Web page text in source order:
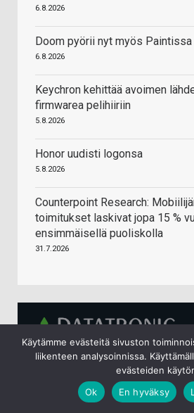
6.8.2026
Doom pyörii nyt myös Paintissa
6.8.2026
Keychron kehittää avoimen
firmwarea pelihiiriin
5.8.2026
Honor uudisti logonsa
5.8.2026
Counterpoint Research:
toimitukset laskivat jopa 15 %
ensimmäisellä puoliskolla
31.7.2026
Thermal Grizzly PhaseSheet
yhdiste Lämpöalusta 2 g
Käytämme evästeitä sivuston
liikenteen analysoinnissa.
evästeiden
Ok
En hyväksy